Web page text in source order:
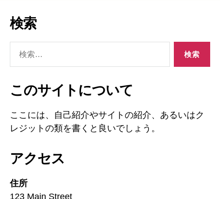
検索
象:このサイトについて
ここには、自己紹介やサイトの紹介、あるいはク
レジットの類を書くと良いでしょう。
アクセス
住所
123 Main Street